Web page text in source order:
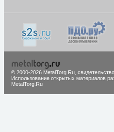
© 2000-2026 MetalTorg.Ru,
Использование открытых материалов
MetalTorg.Ru